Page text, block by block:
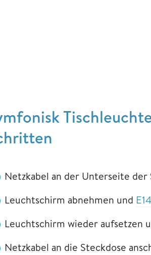
Netzkabel an der Unterseite
Leuchtschirm abnehmen und
Leuchtschirm wieder aufsetzen
Netzkabel an die Steckdose